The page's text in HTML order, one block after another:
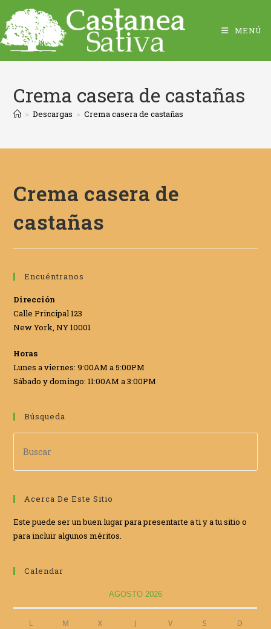
MENÚ
Crema casera de castañas
> Descargas > Crema casera de castañas
Crema casera de
castañas
Encuéntranos
Dirección
Calle Principal 123
New York, NY 10001
Horas
Lunes a viernes: 9:00AM a 5:00PM
Sábado y domingo: 11:00AM a 3:00PM
Búsqueda
Acerca De Este Sitio
Este puede ser un buen lugar para presentarte a ti y a tu sitio o
para incluir algunos méritos.
Calendar
AGOSTO 2026
L M X J V S D